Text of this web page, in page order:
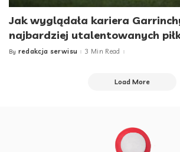
Jak wyglądała kariera
najbardziej utalentowanych
Posted
By redakcja serwisu 3 Min Read
Load More